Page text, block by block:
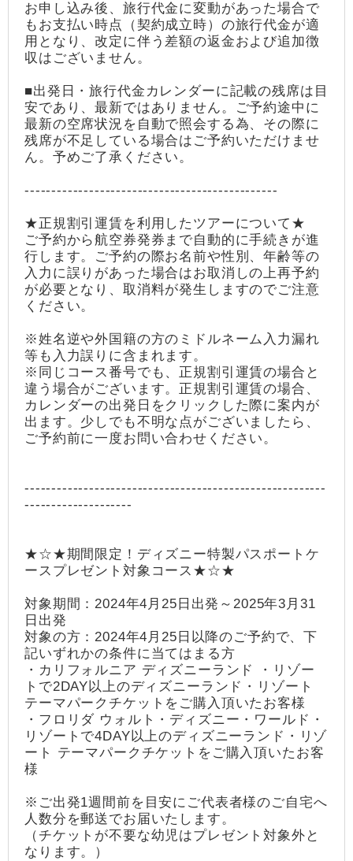
お申し込み後、旅行代金に変動があった場合で
もお支払い時点（契約成立時）の旅行代金が適
用となり、改定に伴う差額の返金および追加徴
収はございません。
■出発日・旅行代金カレンダーに記載の残席は目
安であり、最新ではありません。ご予約途中に
最新の空席状況を自動で照会する為、その際に
残席が不足している場合はご予約いただけませ
ん。予めご了承ください。
-----------------------------------------------
★正規割引運賃を利用したツアーについて★
ご予約から航空券発券まで自動的に手続きが進
行します。ご予約の際お名前や性別、年齢等の
入力に誤りがあった場合はお取消しの上再予約
が必要となり、取消料が発生しますのでご注意
ください。
※姓名逆や外国籍の方のミドルネーム入力漏れ
等も入力誤りに含まれます。
※同じコース番号でも、正規割引運賃の場合と
違う場合がございます。正規割引運賃の場合、
カレンダーの出発日をクリックした際に案内が
出ます。少しでも不明な点がございましたら、
ご予約前に一度お問い合わせください。
--------------------------------------------------------
--------------------
★☆★期間限定！ディズニー特製パスポートケ
ースプレゼント対象コース★☆★
対象期間：2024年4月25日出発～2025年3月31
日出発
対象の方：2024年4月25日以降のご予約で、下
記いずれかの条件に当てはまる方
・カリフォルニア ディズニーランド ・リゾー
トで2DAY以上のディズニーランド・リゾート
テーマパークチケットをご購入頂いたお客様
・フロリダ ウォルト・ディズニー・ワールド・
リゾートで4DAY以上のディズニーランド・リゾ
ート テーマパークチケットをご購入頂いたお客
様
※ご出発1週間前を目安にご代表者様のご自宅へ
人数分を郵送でお届いたします。
（チケットが不要な幼児はプレゼント対象外と
なります。）